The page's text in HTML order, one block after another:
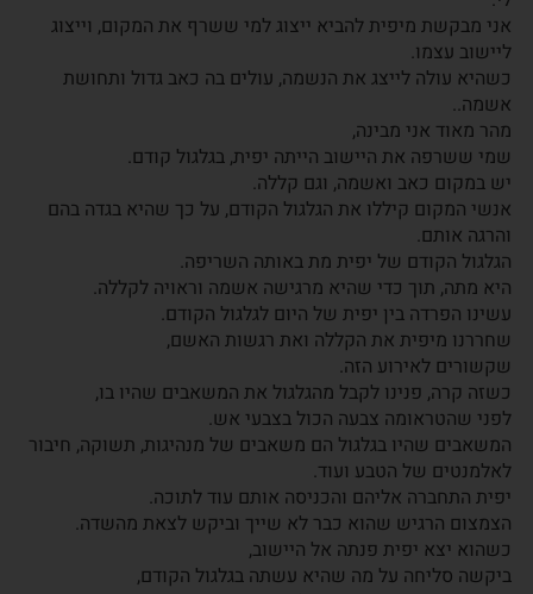
אני מבקשת מיפית להביא ייצוג למי ששרף את המקום, וייצוג
ליישוב עצמו.
כשהיא עולה לייצג את הנשמה, עולים בה כאב גדול ותחושת
אשמה..
מהר מאוד אני מבינה,
שמי ששרפה את היישוב הייתה יפית, בגלגול קודם.
יש במקום כאב ואשמה, וגם קללה.
אנשי המקום קיללו את הגלגול הקודם, על כך שהיא בגדה בהם
והרגה אותם.
הגלגול הקודם של יפית מת באותה השריפה.
היא מתה, תוך כדי שהיא מרגישה אשמה וראויה לקללה.
עשינו הפרדה בין יפית של היום לגלגול הקודם.
שחררנו מיפית את הקללה ואת רגשות האשם,
שקשורים לאירוע הזה.
כשזה קרה, פנינו לקבל מהגלגול את המשאבים שהיו בו,
לפני שהטראומה צבעה הכול בצבעי אש.
המשאבים שהיו בגלגול הם משאבים של מנהיגות, תשוקה, חיבור
לאלמנטים של הטבע ועוד.
יפית התחברה אליהם והכניסה אותם עוד לתוכה.
הצמצום הרגיש שהוא כבר לא שייך וביקש לצאת מהשדה.
כשהוא יצא יפית פנתה אל היישוב,
ביקשה סליחה על מה שהיא עשתה בגלגול הקודם,